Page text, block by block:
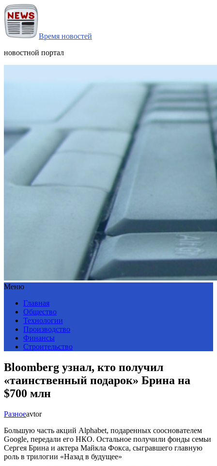
Время новостей
новостной портал
Меню
Главная
Общество
Технологии
Производство
Финансы
Строительство
Bloomberg узнал, кто получил
«таинственный подарок» Брина на
$700 млн
Разноеavtor
Большую часть акций Alphabet, подаренных сооснователем
Google, передали его НКО. Остальное получили фонды семьи
Сергея Брина и актера Майкла Фокса, сыгравшего главную
роль в трилогии «Назад в будущее»